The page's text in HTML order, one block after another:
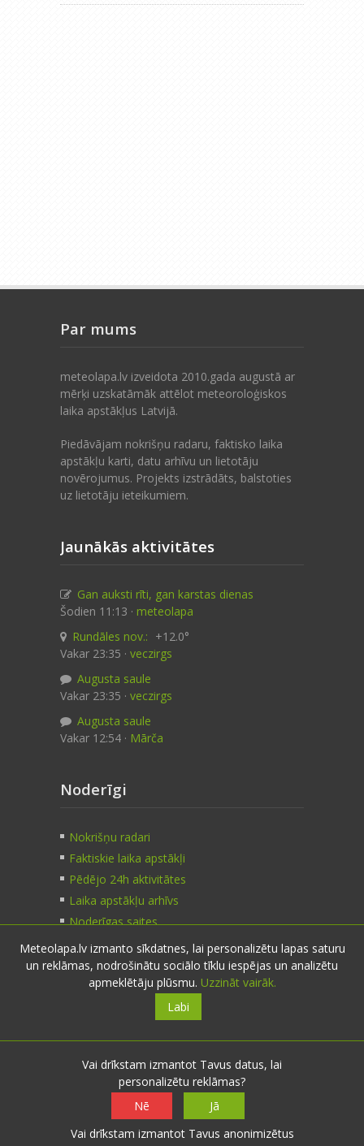
Par mums
meteolapa.lv izveidota 2010.gada augustā ar
mērķi uzskatāmāk attēlot meteoroloģiskos
laika apstākļus Latvijā.
Piedāvājam nokrišņu radaru, faktisko laika
apstākļu karti, datu arhīvu un lietotāju
novērojumus. Projekts izstrādāts, balstoties
uz lietotāju ieteikumiem.
Jaunākās aktivitātes
Gan auksti rīti, gan karstas dienas
Šodien 11:13 · meteolapa
Rundāles nov.: +12.0°
Vakar 23:35 · veczirgs
Augusta saule
Vakar 23:35 · veczirgs
Augusta saule
Vakar 12:54 · Mārča
Noderīgi
Nokrišņu radari
Faktiskie laika apstākļi
Pēdējo 24h aktivitātes
Laika apstākļu arhīvs
Noderīgas saites
Kontakti
nosūti ziņu
Seko mums
Meteolapa.lv izmanto sīkdatnes, lai personalizētu lapas saturu
un reklāmas, nodrošinātu sociālo tīklu iespējas un analizētu
apmeklētāju plūsmu. Uzzināt vairāk.
Labi
Vai drīkstam izmantot Tavus datus, lai
personalizētu reklāmas?
Nē
Jā
Vai drīkstam izmantot Tavus anonimizētus